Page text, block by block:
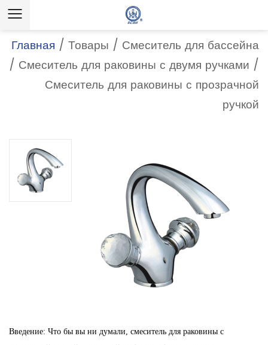
Главная / Товары / Смеситель для бассейна
/ Смеситель для раковины с двумя ручками /
Смеситель для раковины с прозрачной
ручкой
Введение: Что бы вы ни думали, смеситель для раковины с